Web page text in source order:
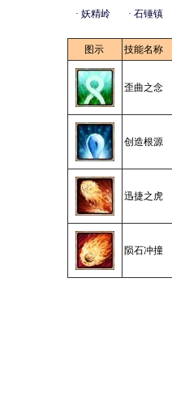
· 妖精岭 · 石锤镇
图示 技能名称
歪曲之念
创造根源
迅捷之虎
陨石冲撞